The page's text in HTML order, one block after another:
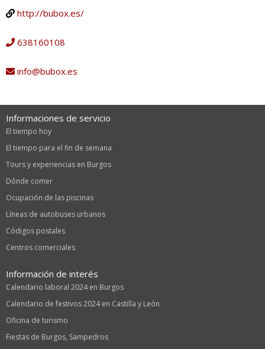
http://bubox.es/
638160108
info@bubox.es
Informaciones de servicio
El tiempo hoy
El tiempo para el fin de semana
Tours y experiencias en Burgos
Dónde comer
Ocupación de las piscinas
Líneas de autobuses urbanos
Códigos postales
Centros comerciales
Información de interés
Calendario laboral 2024 en Burgos
Calendario de festivos 2024 en Castilla y León
Oficina de turismo
Fiestas de Burgos, Sampedros